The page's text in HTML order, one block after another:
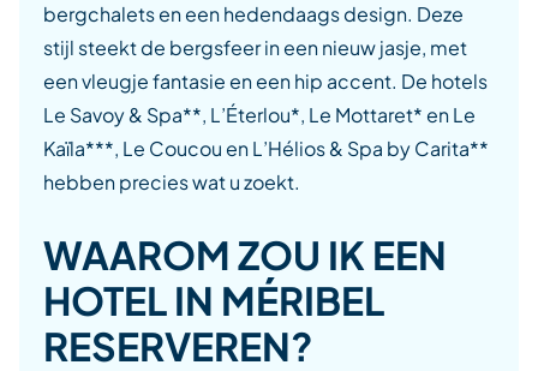
bergchalets en een hedendaags design. Deze
stijl steekt de bergsfeer in een nieuw jasje, met
een vleugje fantasie en een hip accent. De hotels
Le Savoy & Spa**, L’Éterlou*, Le Mottaret* en Le
Kaïla***, Le Coucou en L’Hélios & Spa by Carita**
hebben precies wat u zoekt.
WAAROM ZOU IK EEN
HOTEL IN MÉRIBEL
RESERVEREN?